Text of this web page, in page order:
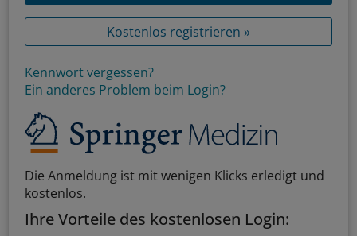
Kostenlos registrieren »
Kennwort vergessen?
Ein anderes Problem beim Login?
Die Anmeldung ist mit wenigen Klicks erledigt und
kostenlos.
Ihre Vorteile des kostenlosen Login: